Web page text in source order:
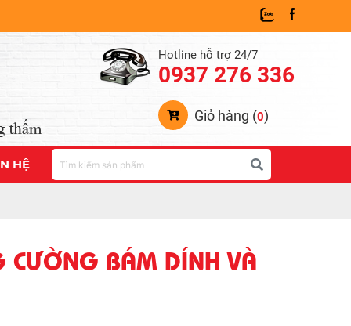
Hotline hỗ trợ 24/7
0937 276 336
Giỏ hàng (0)
HỆ
CƯỜNG BÁM DÍNH VÀ